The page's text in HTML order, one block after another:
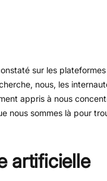
sur les
nous, les
appris à nous
nous sommes là pour
artificielle